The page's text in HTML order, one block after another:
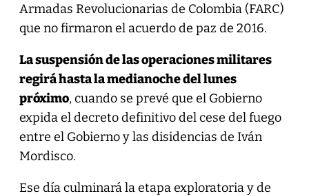
Armadas Revolucionarias de Colombia (FARC)
que no firmaron el acuerdo de paz de 2016.
La suspensión de las operaciones militares
regirá hasta la medianoche del lunes
próximo, cuando se prevé que el Gobierno
expida el decreto definitivo del cese del fuego
entre el Gobierno y las disidencias de Iván
Mordisco.
Ese día culminará la etapa exploratoria y de